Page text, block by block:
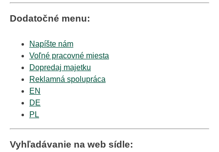
Dodatočné menu:
Napíšte nám
Voľné pracovné miesta
Dopredaj majetku
Reklamná spolupráca
EN
DE
PL
Vyhľadávanie na web sídle: